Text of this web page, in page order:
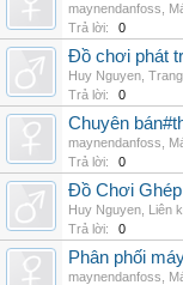
maynendanfoss
Trả lời:
0
Đồ chơi phát
Huy Nguyen
Trả lời:
0
Chuyên
maynendanfoss
Trả lời:
0
Đồ Chơi
Huy Nguyen Liên
Trả lời:
0
Phân phối
maynendanfoss